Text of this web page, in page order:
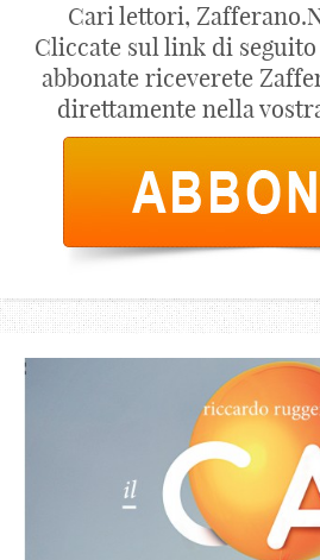
Cari lettori,
Cliccate sul link di seguito
abbonate riceverete
direttamente nella